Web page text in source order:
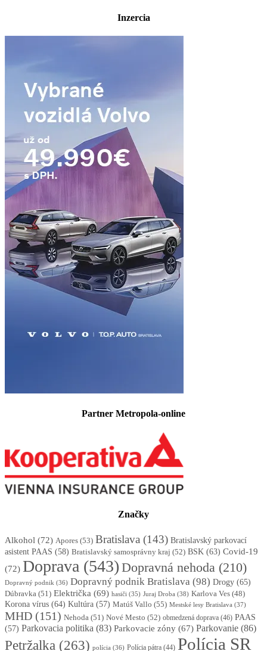
Inzercia
Partner Metropola-online
Značky
Alkohol (72) Apores (53) Bratislava (143) Bratislavský parkovací
asistent PAAS (58) Bratislavský samosprávny kraj (52) BSK (63) Covid-19
(72) Doprava (543) Dopravná nehoda (210)
Dopravný podnik (36) Dopravný podnik Bratislava (98) Drogy (65)
Dúbravka (51) Električka (69) hasiči (35) Juraj Droba (38) Karlova Ves (48)
Korona vírus (64) Kultúra (57) Matúš Vallo (55) Mestské lesy Bratislava (37)
MHD (151) Nehoda (51) Nové Mesto (52) obmedzená doprava (46) PAAS
(57) Parkovacia politika (83) Parkovacie zóny (67) Parkovanie (86)
Petržalka (263) polícia (36) Polícia pátra (44) Polícia SR